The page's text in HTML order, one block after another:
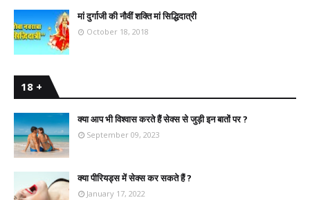
मां दुर्गाजी की नौवीं शक्ति मां सिद्धिदात्री
October 18, 2018
18 +
क्या आप भी विश्वास करते हैं सेक्स से जुड़ी इन बातों पर ?
September 09, 2023
क्या पीरियड्स में सेक्स कर सकते हैं ?
January 17, 2022